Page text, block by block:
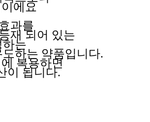
에요
과를
재 되어 있는
하는
도하는 약품입니다.
복용하면
이 됩니다.